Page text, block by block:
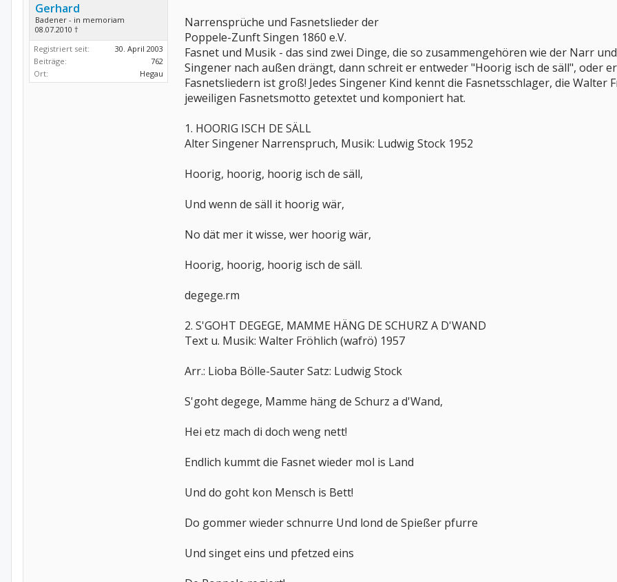
Gerhard
Badener - in memoriam
08.07.2010 †
Registriert seit:
30. April 2003
Beiträge:
762
Ort:
Hegau
Narrensprüche und Fasnetslieder der
Poppele-Zunft Singen 1860 e.V.
Fasnet und Musik - das sind zwei Dinge, die so zusammengehören wie der Narr
Singener nach außen drängt, dann schreit er entweder "Hoorig isch de säll", oder
Fasnetsliedern ist groß! Jedes Singener Kind kennt die Fasnetsschlager, die Walter
jeweiligen Fasnetsmotto getextet und komponiert hat.
1. HOORIG ISCH DE SÄLL
Alter Singener Narrenspruch, Musik: Ludwig Stock 1952
Hoorig, hoorig, hoorig isch de säll,
Und wenn de säll it hoorig wär,
No dät mer it wisse, wer hoorig wär,
Hoorig, hoorig, hoorig isch de säll.
degege.rm
2. S'GOHT DEGEGE, MAMME HÄNG DE SCHURZ A D'WAND
Text u. Musik: Walter Fröhlich (wafrö) 1957
Arr.: Lioba Bölle-Sauter Satz: Ludwig Stock
S'goht degege, Mamme häng de Schurz a d'Wand,
Hei etz mach di doch weng nett!
Endlich kummt die Fasnet wieder mol is Land
Und do goht kon Mensch is Bett!
Do gommer wieder schnurre Und lond de Spießer pfurre
Und singet eins und pfetzed eins